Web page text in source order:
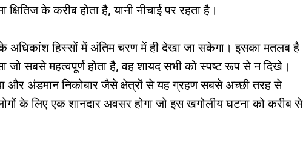
के करीब होता है, यानी नीचाई पर रहता है।
अधिकांश हिस्सों में अंतिम चरण में ही देखा जा सकेगा। इसका मतलब है
जो सबसे महत्वपूर्ण होता है, वह शायद सभी को स्पष्ट रूप से न दिखे।
और अंडमान निकोबार जैसे क्षेत्रों से यह ग्रहण सबसे अच्छी तरह से
के लिए एक शानदार अवसर होगा जो इस खगोलीय घटना को करीब से